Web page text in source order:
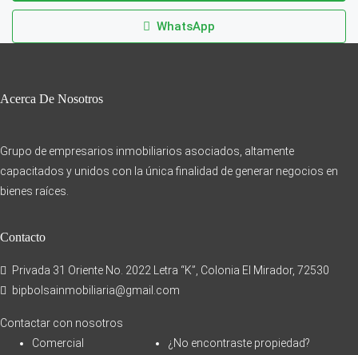
WhatsApp
Acerca De Nosotros
Grupo de empresarios inmobiliarios asociados, altamente
capacitados y unidos con la única finalidad de generar negocios en
bienes raíces.
Contacto
Privada 31 Oriente No. 2022 Letra “K”, Colonia El Mirador, 72530
bipbolsainmobiliaria@gmail.com
Contactar con nosotros
Comercial
¿No encontraste propiedad?